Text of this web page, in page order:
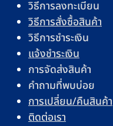
วิธีการลงทะเบียน
วิธีการสั่งซื้อสินค้า
วิธีการชำระเงิน
แจ้งชำระเงิน
การจัดส่งสินค้า
คำถามที่พบบ่อย
การเปลี่ยน/คืนสินค้า
ติดต่อเรา